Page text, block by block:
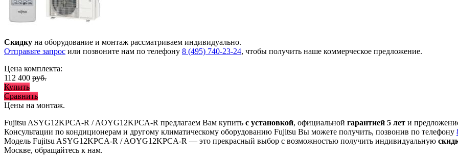
Скидку на оборудование и монтаж рассматриваем индивидуально.
Отправьте запрос или позвоните нам по телефону 8 (495) 740-23-24, чтобы получить наше коммерческое предложение.
Цена комплекта:
112 400 руб.
Купить
Сравнить
Цены на монтаж.
Fujitsu ASYG12KPCA-R / AOYG12KPCA-R предлагаем Вам купить с установкой, официальной гарантией 5 лет и
Консультации по кондиционерам и другому климатическому оборудованию Fujitsu Вы можете получить, позвонив по телефону
Модель Fujitsu ASYG12KPCA-R / AOYG12KPCA-R — это прекрасный выбор с возможностью получить индивидуальную
Москве, обращайтесь к нам.